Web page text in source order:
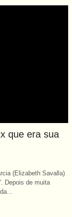
que era sua
(Elizabeth Savalla)
Depois de muita